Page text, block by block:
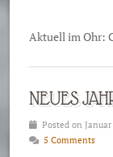
Aktuell im Ohr:
NEUES
Posted on
5 Comments